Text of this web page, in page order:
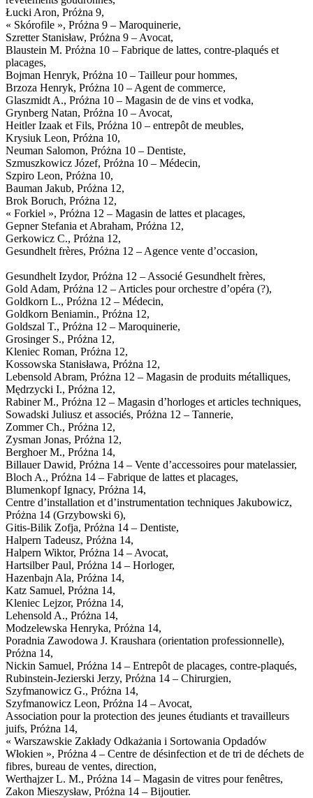
Łucki Aron, Próżna 9,
« Skórofile », Próżna 9 – Maroquinerie,
Szretter Stanisław, Próżna 9 – Avocat,
Blaustein M. Próżna 10 – Fabrique de lattes, contre-plaqués et
placages,
Bojman Henryk, Próżna 10 – Tailleur pour hommes,
Brzoza Henryk, Próżna 10 – Agent de commerce,
Glaszmidt A., Próżna 10 – Magasin de de vins et vodka,
Grynberg Natan, Próżna 10 – Avocat,
Heitler Izaak et Fils, Próżna 10 – entrepôt de meubles,
Krysiuk Leon, Próżna 10,
Neuman Salomon, Próżna 10 – Dentiste,
Szmuszkowicz Józef, Próżna 10 – Médecin,
Szpiro Leon, Próżna 10,
Bauman Jakub, Próżna 12,
Brok Boruch, Próżna 12,
« Forkiel », Próżna 12 – Magasin de lattes et placages,
Gepner Stefania et Abraham, Próżna 12,
Gerkowicz C., Próżna 12,
Gesundhelt frères, Próżna 12 – Agence vente d’occasion,
Gesundhelt Izydor, Próżna 12 – Associé Gesundhelt frères,
Gold Adam, Próżna 12 – Articles pour orchestre d’opéra (?),
Goldkorn L., Próżna 12 – Médecin,
Goldkorn Beniamin., Próżna 12,
Goldszal T., Próżna 12 – Maroquinerie,
Grosinger S., Próżna 12,
Kleniec Roman, Próżna 12,
Kossowska Stanisława, Próżna 12,
Lebensold Abram, Próżna 12 – Magasin de produits métalliques,
Mędrzycki I., Próżna 12,
Rabiner M., Próżna 12 – Magasin d’horloges et articles techniques,
Sowadski Juliusz et associés, Próżna 12 – Tannerie,
Zommer Ch., Próżna 12,
Zysman Jonas, Próżna 12,
Berghoer M., Próżna 14,
Billauer Dawid, Próżna 14 – Vente d’accessoires pour matelassier,
Bloch A., Próżna 14 – Fabrique de lattes et placages,
Blumenkopf Ignacy, Próżna 14,
Centre d’installation et d’instrumentation techniques Jakubowicz,
Próżna 14 (Grzybowski 6),
Gitis-Bilik Zofja, Próżna 14 – Dentiste,
Halpern Tadeusz, Próżna 14,
Halpern Wiktor, Próżna 14 – Avocat,
Hartsilber Paul, Próżna 14 – Horloger,
Hazenbajn Ala, Próżna 14,
Katz Samuel, Próżna 14,
Kleniec Lejzor, Próżna 14,
Lehensold A., Próżna 14,
Modzelewska Henryka, Próżna 14,
Poradnia Zawodowa J. Kraushara (orientation professionnelle),
Próżna 14,
Nickin Samuel, Próżna 14 – Entrepôt de placages, contre-plaqués,
Rubinstein-Jezierski Jerzy, Próżna 14 – Chirurgien,
Szyfmanowicz G., Próżna 14,
Szyfmanowicz Leon, Próżna 14 – Avocat,
Association pour la protection des jeunes étudiants et travailleurs
juifs, Próżna 14,
« Warszawskie Zakłady Odkażania i Sortowania Opdadów
Włokien », Próżna 4 – Centre de désinfection et de tri de déchets de
fibres, bureau de ventes, direction,
Werthajzer L. M., Próżna 14 – Magasin de vitres pour fenêtres,
Zakon Mieszysław, Próżna 14 – Bijoutier.